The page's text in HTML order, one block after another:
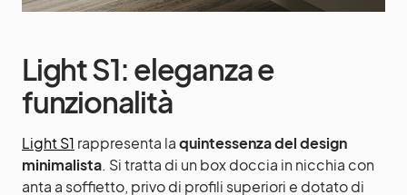
Light S1: eleganza e
funzionalità
Light S1 rappresenta laquintessenza del design
minimalista. Si tratta di un box doccia in nicchia con
anta a soffietto, privo di profili superiori e dotato di